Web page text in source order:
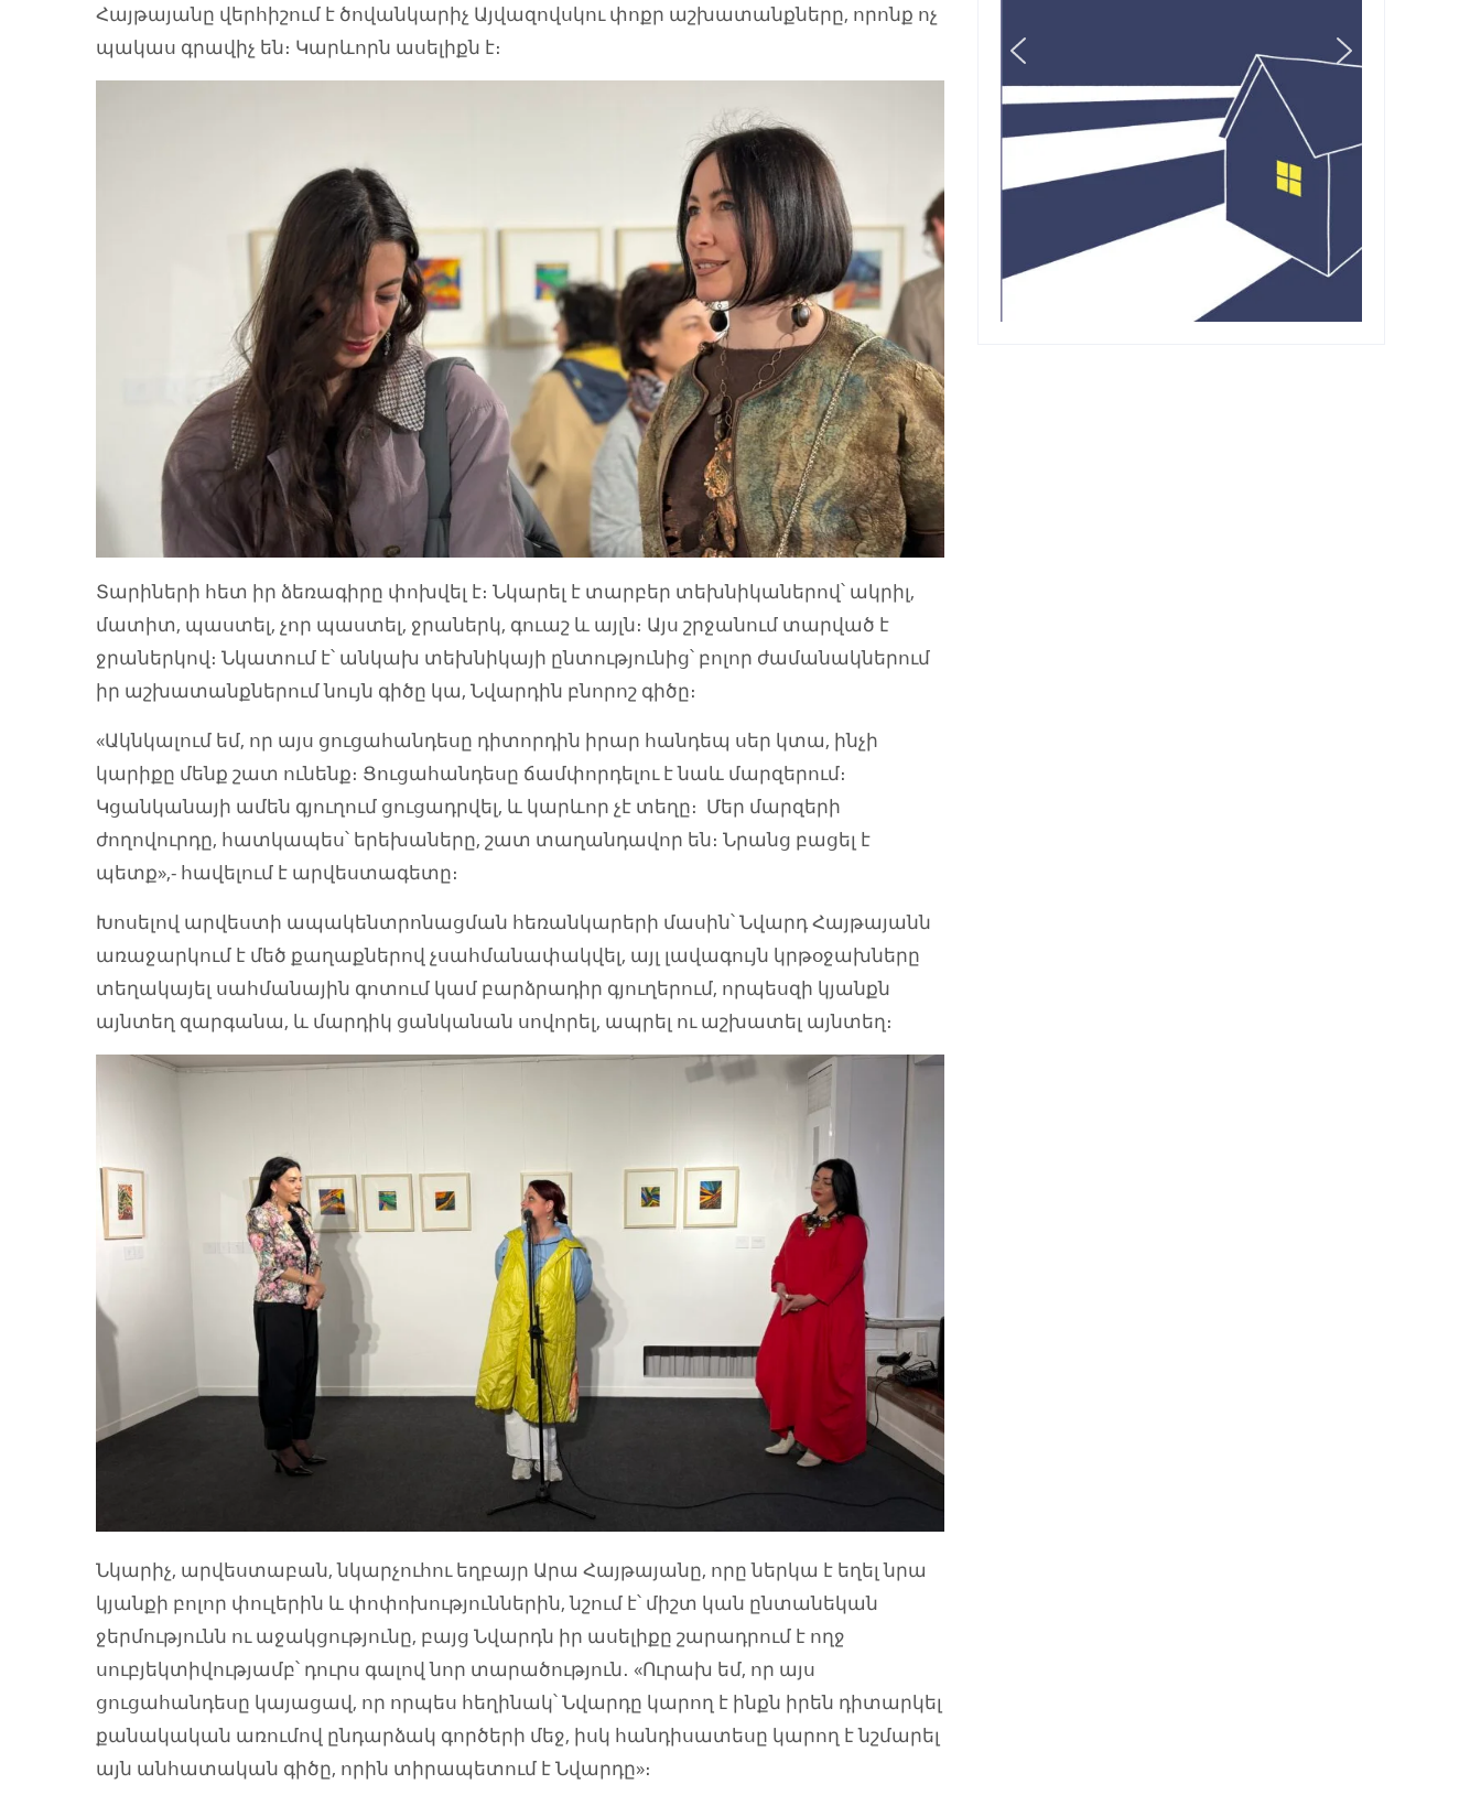
Հայթայանը վերհիշում է ծովանկարիչ Այվազովսկու փոքր աշխատանքները, որոնք ոչ
պակաս գրավիչ են։ Կարևորն ասելիքն է։
Տարիների հետ իր ձեռագիրը փոխվել է։ Նկարել է տարբեր տեխնիկաներով՝ ակրիլ,
մատիտ, պաստել, չոր պաստել, ջրաներկ, գուաշ և այլն։ Այս շրջանում տարված է
ջրաներկով։ Նկատում է՝ անկախ տեխնիկայի ընտությունից՝ բոլոր ժամանակներում
իր աշխատանքներում նույն գիծը կա, Նվարդին բնորոշ գիծը։
«Ակնկալում եմ, որ այս ցուցահանդեսը դիտորդին իրար հանդեպ սեր կտա, ինչի
կարիքը մենք շատ ունենք։ Ցուցահանդեսը ճամփորդելու է նաև մարզերում։
Կցանկանայի ամեն գյուղում ցուցադրվել, և կարևոր չէ տեղը։ Մեր մարզերի
ժողովուրդը, հատկապես՝ երեխաները, շատ տաղանդավոր են։ Նրանց բացել է
պետք»,- հավելում է արվեստագետը։
Խոսելով արվեստի ապակենտրոնացման հեռանկարերի մասին՝ Նվարդ Հայթայանն
առաջարկում է մեծ քաղաքներով չսահմանափակվել, այլ լավագույն կրթօջախները
տեղակայել սահմանային գոտում կամ բարձրադիր գյուղերում, որպեսզի կյանքն
այնտեղ զարգանա, և մարդիկ ցանկանան սովորել, ապրել ու աշխատել այնտեղ։
Նկարիչ, արվեստաբան, նկարչուհու եղբայր Արա Հայթայանը, որը ներկա է եղել նրա
կյանքի բոլոր փուլերին և փոփոխություններին, նշում է՝ միշտ կան ընտանեկան
ջերմությունն ու աջակցությունը, բայց Նվարդն իր ասելիքը շարադրում է ողջ
սուբյեկտիվությամբ՝ դուրս գալով նոր տարածություն․ «Ուրախ եմ, որ այս
ցուցահանդեսը կայացավ, որ որպես հեղինակ՝ Նվարդը կարող է ինքն իրեն դիտարկել
քանակական առումով ընդարձակ գործերի մեջ, իսկ հանդիսատեսը կարող է նշմարել
այն անհատական գիծը, որին տիրապետում է Նվարդը»։